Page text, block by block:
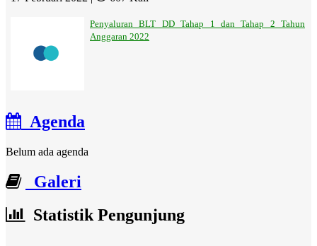
Penyaluran BLT DD Tahap 1 dan Tahap 2 Tahun
Anggaran 2022
Agenda
Belum ada agenda
Galeri
Statistik Pengunjung